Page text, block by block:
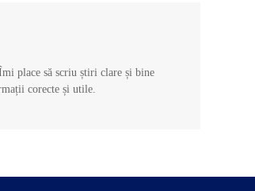
place să scriu știri clare și bine
corecte și utile.